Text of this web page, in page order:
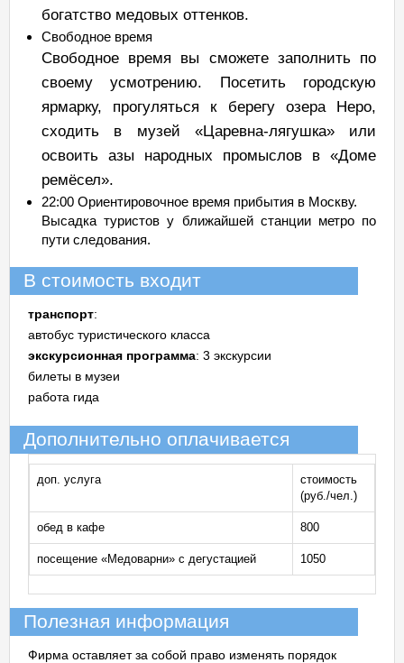
богатство медовых оттенков.
Свободное время
Свободное время вы сможете заполнить по
своему усмотрению. Посетить городскую
ярмарку, прогуляться к берегу озера Неро,
сходить в музей «Царевна-лягушка» или
освоить азы народных промыслов в «Доме
ремёсел».
22:00 Ориентировочное время прибытия в Москву.
Высадка туристов у ближайшей станции метро по
пути следования.
В стоимость входит
транспорт:
автобус туристического класса
экскурсионная программа: 3 экскурсии
билеты в музеи
работа гида
Дополнительно оплачивается
доп. услуга
стоимость
(руб./чел.)
обед в кафе 800
посещение «Медоварни» с дегустацией 1050
Полезная информация
Фирма оставляет за собой право изменять порядок